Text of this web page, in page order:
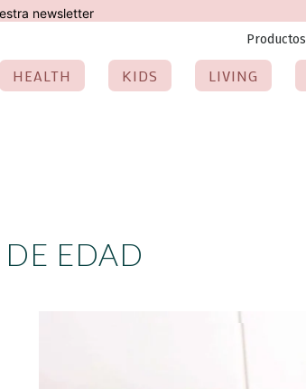
newsletter
Productos
HEALTH KIDS LIVING
EDAD
check